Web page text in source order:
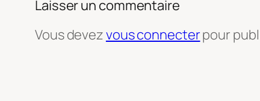
Laisser un commentaire
Vous devezvous connecterpour